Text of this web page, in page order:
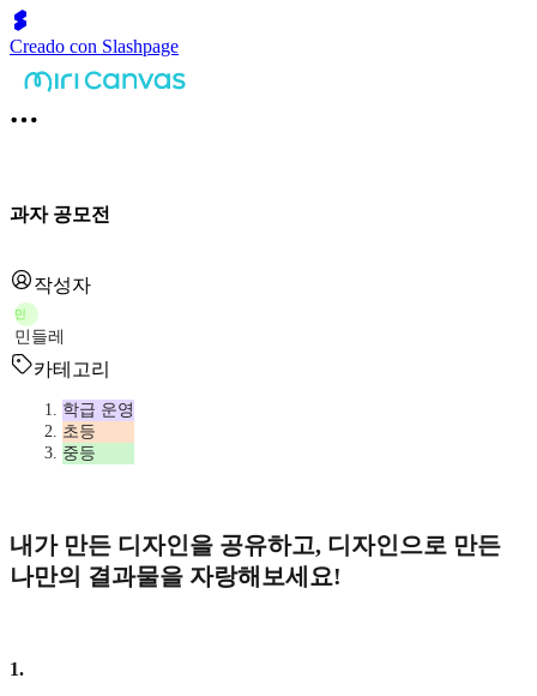
Creado con Slashpage
과자 공모전
작성자
민
민들레
카테고리
학급 운영
초등
중등
내가 만든 디자인을 공유하고, 디자인으로 만든
나만의 결과물을 자랑해보세요!
1.